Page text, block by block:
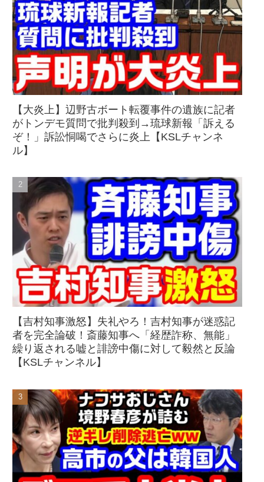
【大炎上】辺野古ボート転覆事件の遺族に記者
がトンデモ質問で批判殺到→琉球新報「訴える
ぞ！」訴訟恫喝でさらに炎上【KSLチャンネ
ル】
【吉村知事激怒】失礼やろ！吉村知事が迷惑記
者を完全論破！斎藤知事へ「経歴詐称、無能」
繰り返される嘘と誹謗中傷に対して毅然と反論
【KSLチャンネル】